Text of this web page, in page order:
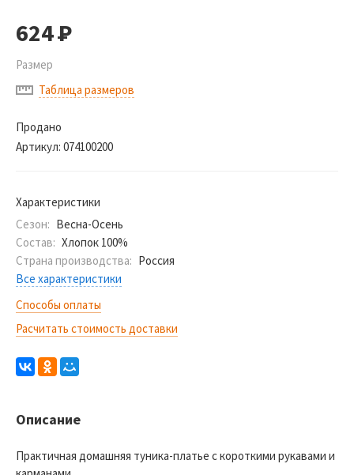
624Р
Размер
Таблица размеров
Продано
Артикул: 074100200
Характеристики
Сезон: Весна-Осень
Состав: Хлопок 100%
Страна производства: Россия
Все характеристики
Способы оплаты
Расчитать стоимость доставки
Описание
Практичная домашняя туника-платье с короткими рукавами и